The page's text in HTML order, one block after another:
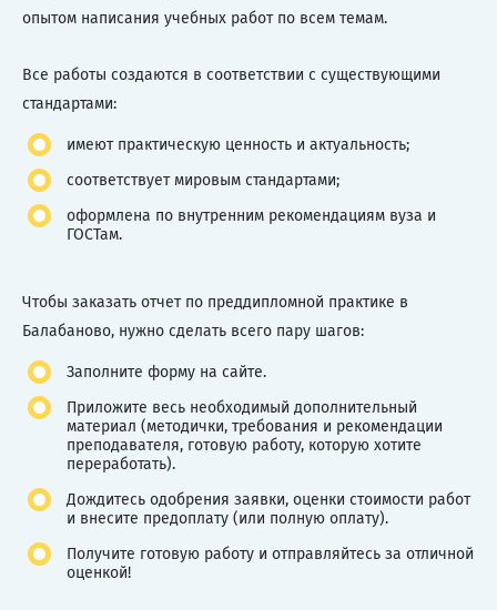
опытом написания учебных работ по всем темам.
Все работы создаются в соответствии с существующими
стандартами:
имеют практическую ценность и актуальность;
соответствует мировым стандартами;
оформлена по внутренним рекомендациям вуза и
ГОСТам.
Чтобы заказать отчет по преддипломной практике в
Балабаново, нужно сделать всего пару шагов:
Заполните форму на сайте.
Приложите весь необходимый дополнительный
материал (методички, требования и рекомендации
преподавателя, готовую работу, которую хотите
переработать).
Дождитесь одобрения заявки, оценки стоимости работ
и внесите предоплату (или полную оплату).
Получите готовую работу и отправляйтесь за отличной
оценкой!